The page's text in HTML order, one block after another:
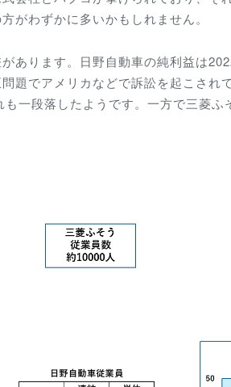
がわずかに多いかもしれません。
あります。日野自動車の純利益は
題でアメリカなどで訴訟を起こされ
一段落したようです。一方で三菱ふ